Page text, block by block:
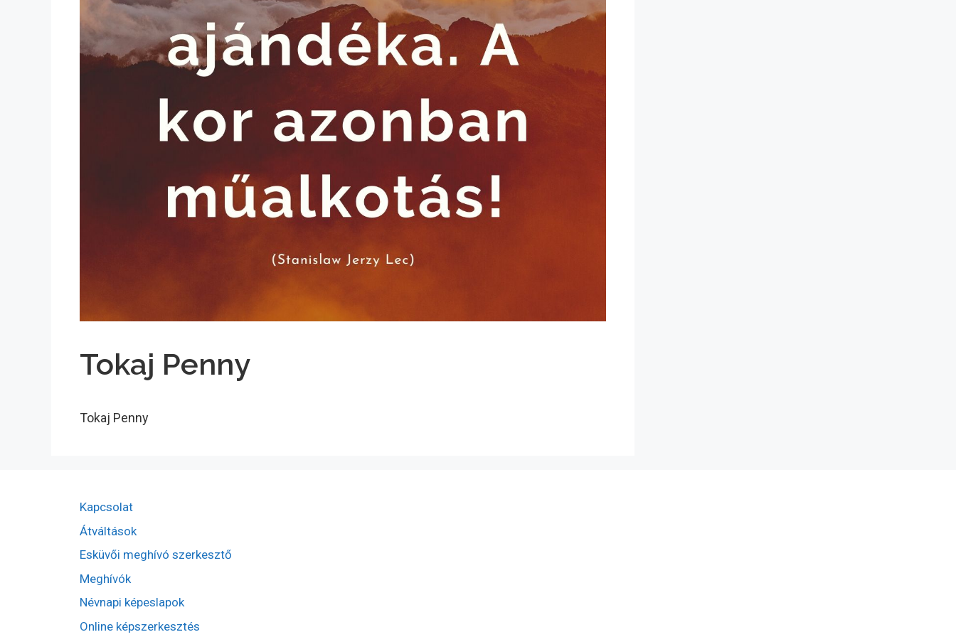
Tokaj Penny
Tokaj Penny
Kapcsolat
Átváltások
Esküvői meghívó szerkesztő
Meghívók
Névnapi képeslapok
Online képszerkesztés